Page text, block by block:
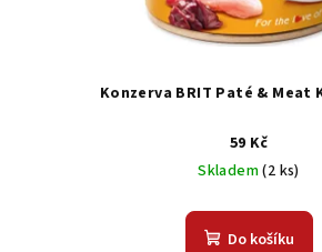
Konzerva BRIT Paté & Meat
59 Kč
Skladem(2 ks)
Do košíku